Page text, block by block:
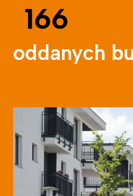
166
oddanych